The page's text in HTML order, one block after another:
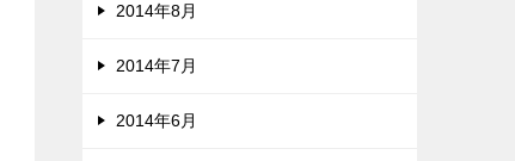
2014年8月
2014年7月
2014年6月